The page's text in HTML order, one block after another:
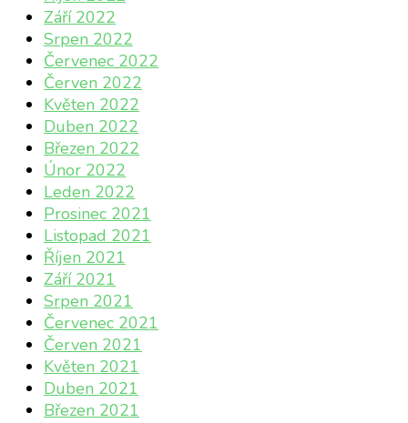
Září 2022
Srpen 2022
Červenec 2022
Červen 2022
Květen 2022
Duben 2022
Březen 2022
Únor 2022
Leden 2022
Prosinec 2021
Listopad 2021
Říjen 2021
Září 2021
Srpen 2021
Červenec 2021
Červen 2021
Květen 2021
Duben 2021
Březen 2021